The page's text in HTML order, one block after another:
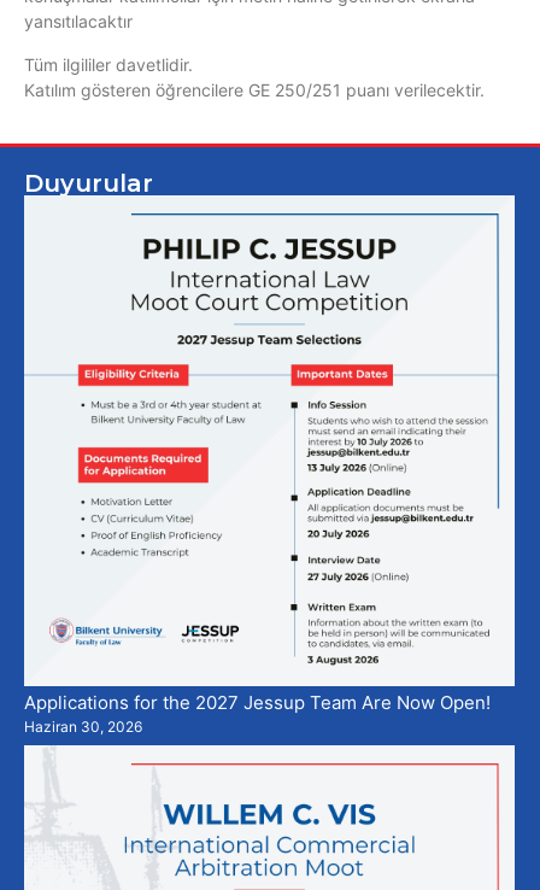
yansıtılacaktır
Tüm ilgililer davetlidir.
Katılım gösteren öğrencilere GE 250/251 puanı verilecektir.
Duyurular
Applications for the 2027 Jessup Team Are Now Open!
Haziran 30, 2026